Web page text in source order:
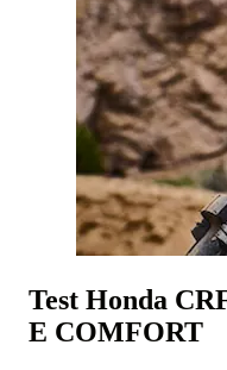
Test Honda
E COMFORT